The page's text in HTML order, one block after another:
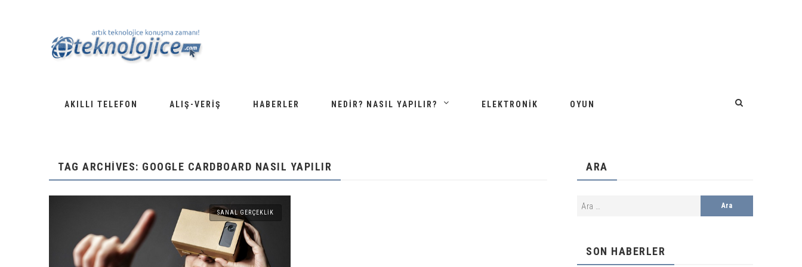
AKILLI TELEFON ALIŞ-VERIŞ HABERLER NEDIR? NASIL YAPILIR? ELEKTRONIK OYUN
TAG ARCHIVES: GOOGLE CARDBOARD NASIL YAPILIR
SANAL GERÇEKLIK
ARA
SON HABERLER